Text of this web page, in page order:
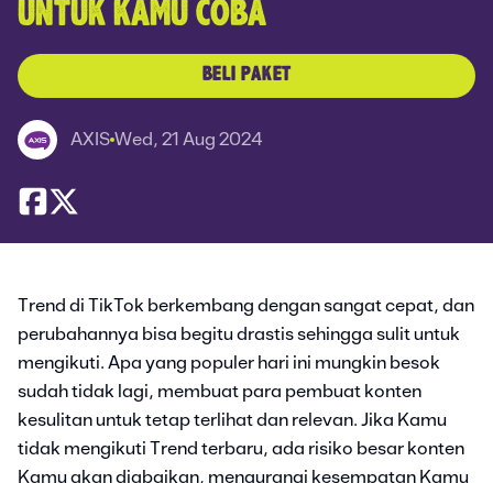
UNTUK KAMU COBA
BELI PAKET
AXIS Wed, 21 Aug 2024
Trend di TikTok berkembang dengan sangat cepat, dan
perubahannya bisa begitu drastis sehingga sulit untuk
mengikuti. Apa yang populer hari ini mungkin besok
sudah tidak lagi, membuat para pembuat konten
kesulitan untuk tetap terlihat dan relevan. Jika Kamu
tidak mengikuti Trend terbaru, ada risiko besar konten
Kamu akan diabaikan, mengurangi kesempatan Kamu